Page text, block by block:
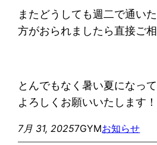
またどうしても週二で通い
方がおられましたら直接ご相
とんでもなく暑い夏になっ
よろしくお願いいたします！
7月 31, 20257GYMお知らせ